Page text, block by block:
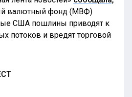
валютный фонд (МВФ)
США пошлины приводят к
потоков и вредят торговой